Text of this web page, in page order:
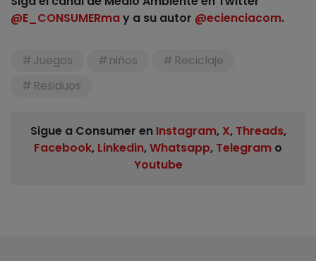
@E_CONSUMERmay a su autor @ecienciacom.
Juegos niños
Reciclaje
Residuos
Sigue a Consumer en Instagram, X, Threads,
Facebook, Linkedin,Whatsapp, Telegram o
Youtube